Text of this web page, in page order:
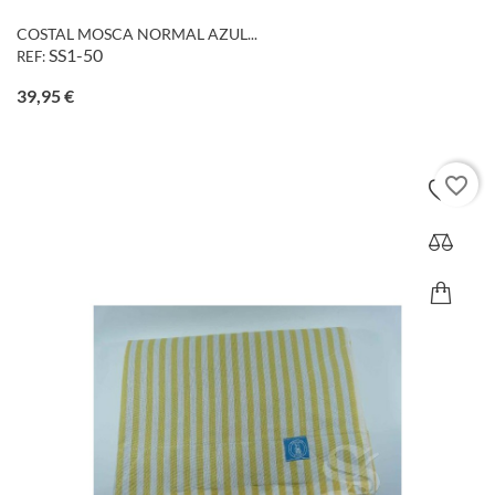
COSTAL MOSCA NORMAL AZUL...
REF:SS1-50
39,95 €Precio
favorite_border